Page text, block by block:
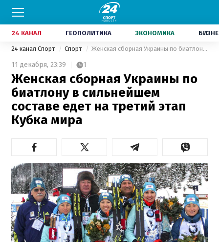
24 КАНАЛ ГЕОПОЛИТИКА ЭКОНОМИКА
24 канал Спорт Спорт Женская сборная Украины по биатлону в сильнейшем составе едет на третий этап Кубка мира
11 декабря, 23:39 1
Женская сборная Украины по
биатлону в сильнейшем
составе едет на третий этап
Кубка мира